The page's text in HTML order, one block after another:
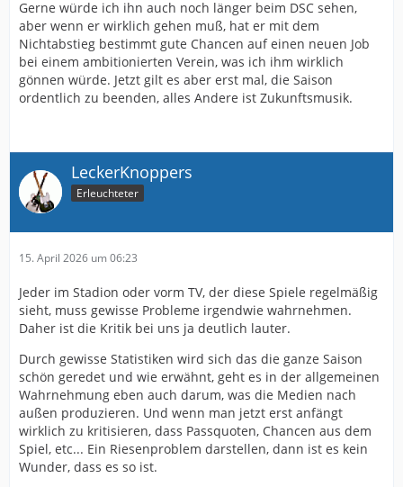
Gerne würde ich ihn auch noch länger beim DSC sehen,
aber wenn er wirklich gehen muß, hat er mit dem
Nichtabstieg bestimmt gute Chancen auf einen neuen Job
bei einem ambitionierten Verein, was ich ihm wirklich
gönnen würde. Jetzt gilt es aber erst mal, die Saison
ordentlich zu beenden, alles Andere ist Zukunftsmusik.
LeckerKnoppers
Erleuchteter
15. April 2026 um 06:23
Jeder im Stadion oder vorm TV, der diese Spiele regelmäßig
sieht, muss gewisse Probleme irgendwie wahrnehmen.
Daher ist die Kritik bei uns ja deutlich lauter.
Durch gewisse Statistiken wird sich das die ganze Saison
schön geredet und wie erwähnt, geht es in der allgemeinen
Wahrnehmung eben auch darum, was die Medien nach
außen produzieren. Und wenn man jetzt erst anfängt
wirklich zu kritisieren, dass Passquoten, Chancen aus dem
Spiel, etc... Ein Riesenproblem darstellen, dann ist es kein
Wunder, dass es so ist.